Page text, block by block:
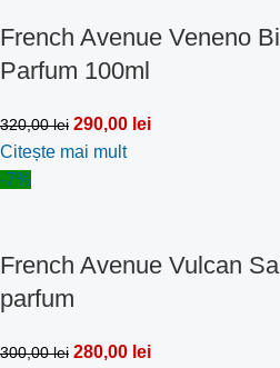
French Avenue Veneno
Parfum 100ml
320,00lei 290,00 lei
Citește mai mult
-7%
French Avenue Vulcan
parfum
300,00lei 280,00 lei